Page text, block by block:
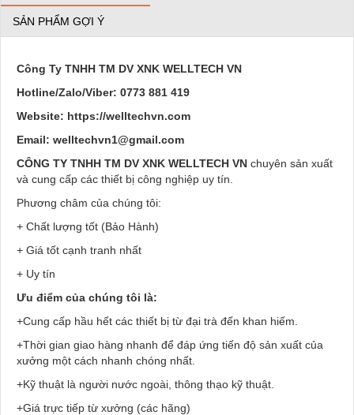
SẢN PHẨM GỢI Ý
Công Ty TNHH TM DV XNK WELLTECH VN
Hotline/Zalo/Viber: 0773 881 419
Website: https://welltechvn.com
Email: welltechvn1@gmail.com
CÔNG TY TNHH TM DV XNK WELLTECH VN chuyên sản xuất
và cung cấp các thiết bị công nghiệp uy tín.
Phương châm của chúng tôi:
+ Chất lượng tốt (Bảo Hành)
+ Giá tốt cạnh tranh nhất
+ Uy tín
Ưu điểm của chúng tôi là:
+Cung cấp hầu hết các thiết bị từ đại trà đến khan hiếm.
+Thời gian giao hàng nhanh để đáp ứng tiến độ sản xuất của
xưởng một cách nhanh chóng nhất.
+Kỹ thuật là người nước ngoài, thông thạo kỹ thuật.
+Giá trực tiếp từ xưởng (các hãng)